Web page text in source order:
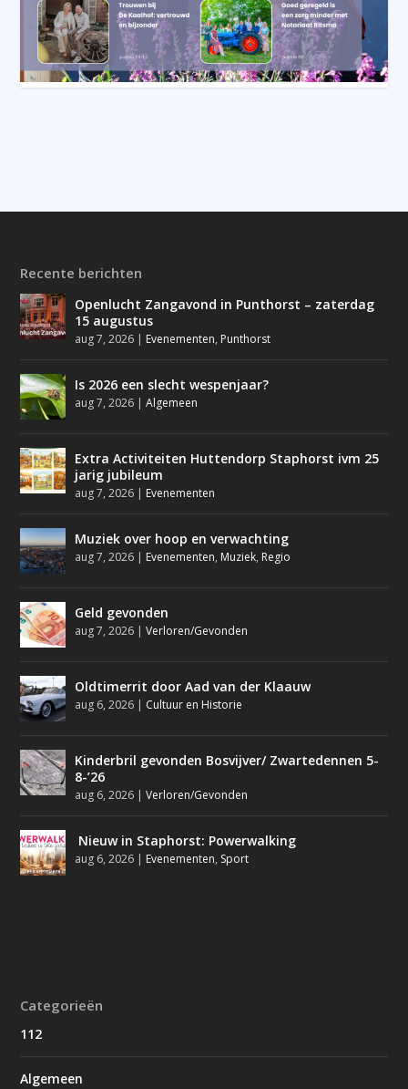
Recente berichten
Openlucht Zangavond in Punthorst – zaterdag
15 augustus
aug 7, 2026 | Evenementen, Punthorst
Is 2026 een slecht wespenjaar?
aug 7, 2026 |Algemeen
Extra Activiteiten Huttendorp Staphorst ivm 25
jarig jubileum
aug 7, 2026 | Evenementen
Muziek over hoop en verwachting
aug 7, 2026 | Evenementen, Muziek, Regio
Geld gevonden
aug 7, 2026 |Verloren/Gevonden
Oldtimerrit door Aad van der Klaauw
aug 6, 2026 | Cultuur en Historie
Kinderbril gevonden Bosvijver/ Zwartedennen 5-
8-’26
aug 6, 2026 |Verloren/Gevonden
Nieuw in Staphorst: Powerwalking
aug 6, 2026 | Evenementen, Sport
Categorieën
112
Algemeen